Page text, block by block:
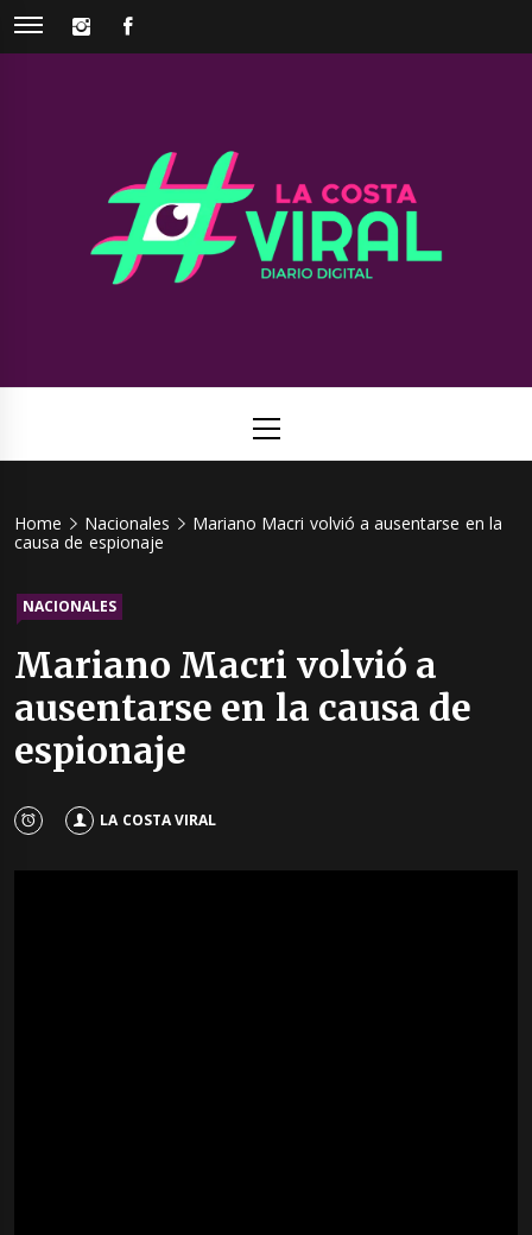
Skip
INSTAGRAM
Viral
Menu
Home Nacionales
Mariano Macri volvió a ausentarse en la
causa de espionaje
NACIONALES
Mariano Macri volvió a
ausentarse en la causa de
espionaje
LA COSTA VIRAL